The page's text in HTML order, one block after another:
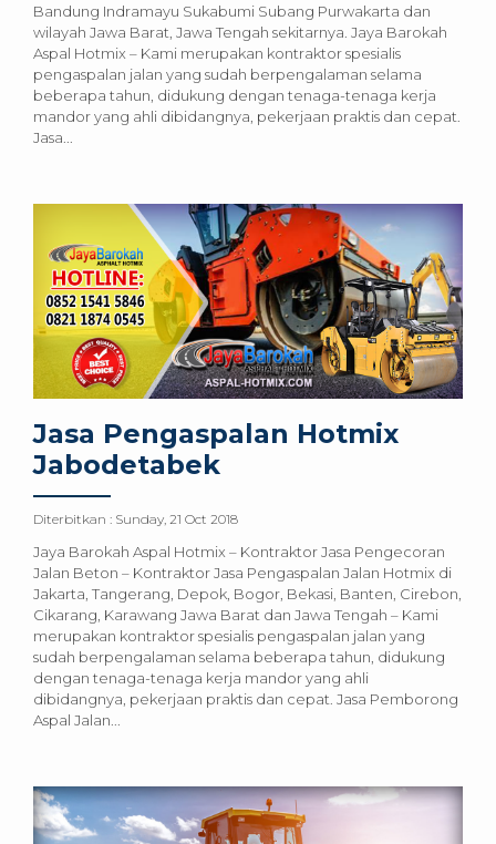
Bandung Indramayu Sukabumi Subang Purwakarta dan
wilayah Jawa Barat, Jawa Tengah sekitarnya. Jaya Barokah
Aspal Hotmix – Kami merupakan kontraktor spesialis
pengaspalan jalan yang sudah berpengalaman selama
beberapa tahun, didukung dengan tenaga-tenaga kerja
mandor yang ahli dibidangnya, pekerjaan praktis dan cepat.
Jasa...
Jasa Pengaspalan Hotmix
Jabodetabek
Diterbitkan : Sunday, 21 Oct 2018
Jaya Barokah Aspal Hotmix – Kontraktor Jasa Pengecoran
Jalan Beton – Kontraktor Jasa Pengaspalan Jalan Hotmix di
Jakarta, Tangerang, Depok, Bogor, Bekasi, Banten, Cirebon,
Cikarang, Karawang Jawa Barat dan Jawa Tengah – Kami
merupakan kontraktor spesialis pengaspalan jalan yang
sudah berpengalaman selama beberapa tahun, didukung
dengan tenaga-tenaga kerja mandor yang ahli
dibidangnya, pekerjaan praktis dan cepat. Jasa Pemborong
Aspal Jalan...